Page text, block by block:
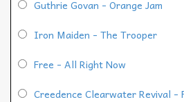
Guthrie Govan - Orange Jam
Iron Maiden - The Trooper
Free - All Right Now
Creedence Clearwater Revival -